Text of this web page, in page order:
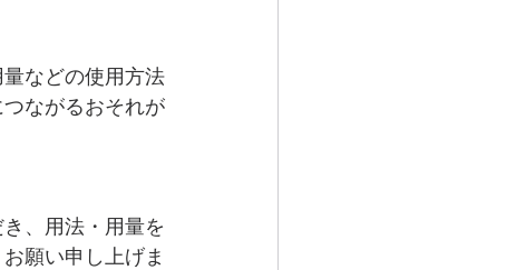
などの使用方法
ながるおそれが
、用法・用量を
願い申し上げま